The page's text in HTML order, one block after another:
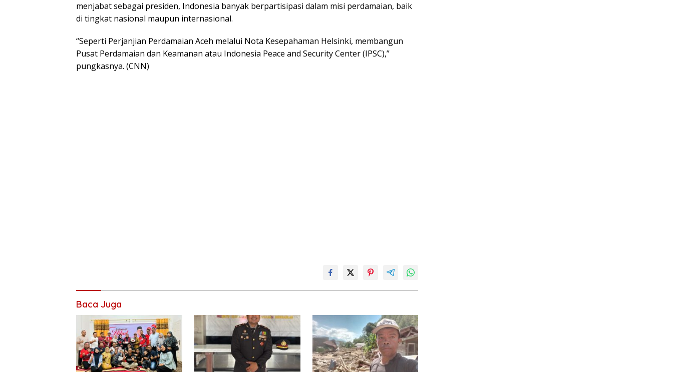
menjabat sebagai presiden, Indonesia banyak berpartisipasi dalam misi perdamaian, baik
di tingkat nasional maupun internasional.
“Seperti Perjanjian Perdamaian Aceh melalui Nota Kesepahaman Helsinki, membangun
Pusat Perdamaian dan Keamanan atau Indonesia Peace and Security Center (IPSC),”
pungkasnya. (CNN)
Baca Juga